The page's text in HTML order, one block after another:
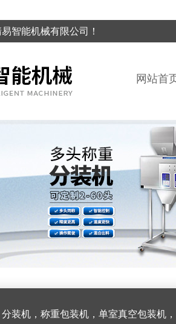
智能机械有限公司！
网站首
分装机，称重包装机，单室真空包装机，双室真